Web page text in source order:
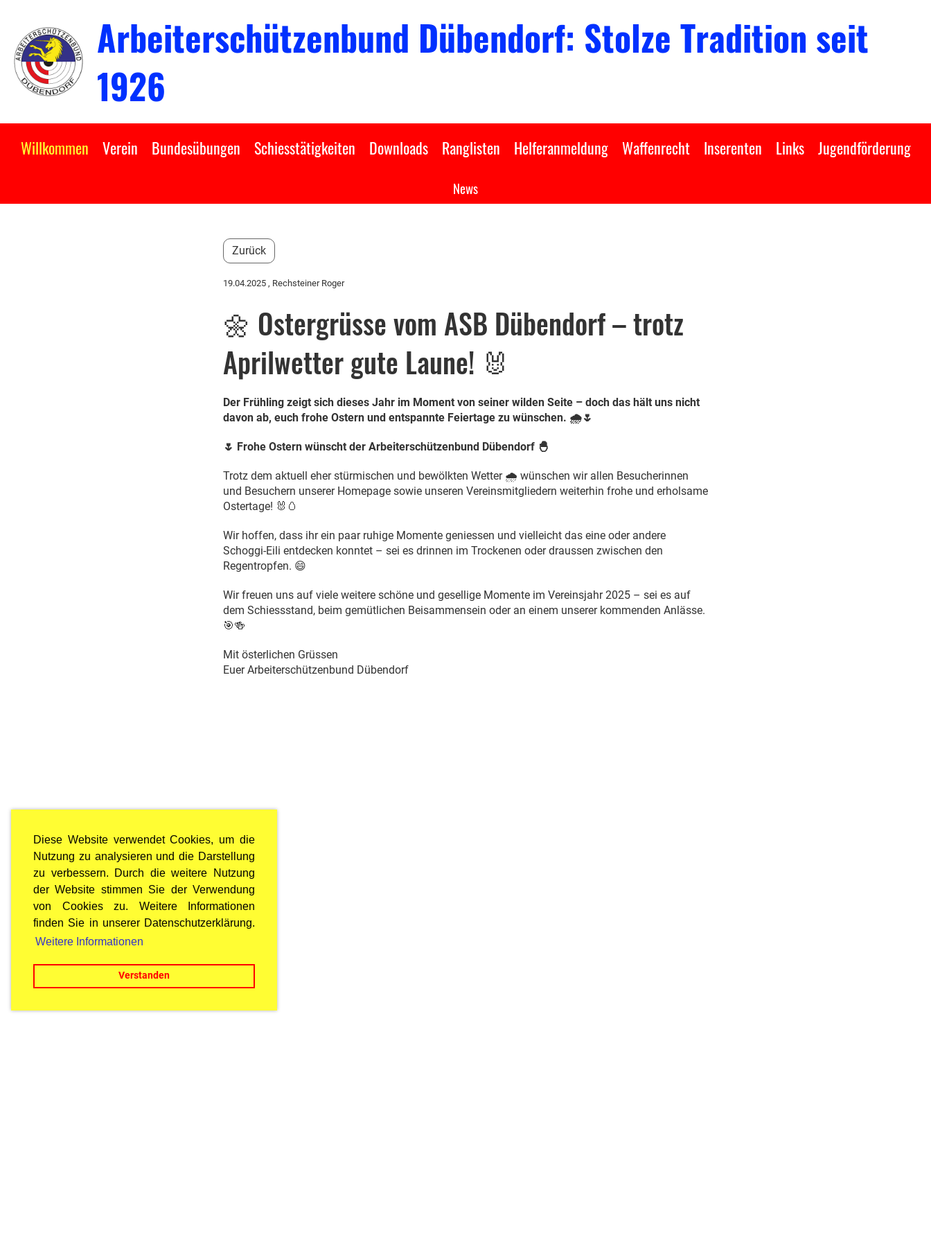
Diese Website verwendet Cookies, um die
Nutzung zu analysieren und die Darstellung
zu verbessern. Durch die weitere Nutzung
der Website stimmen Sie der Verwendung
von Cookies zu. Weitere Informationen
finden Sie in unserer Datenschutzerklärung.
Weitere Informationen
Verstanden
Arbeiterschützenbund Dübendorf: Stolze Tradition seit
1926
Willkommen Verein Bundesübungen Schiesstätigkeiten Downloads Ranglisten Helferanmeldung Waffenrecht Inserenten Links Jugendförderung
News
Zurück
19.04.2025, Rechsteiner Roger
🌼 Ostergrüsse vom ASB Dübendorf – trotz
Aprilwetter gute Laune! 🐰
Der Frühling zeigt sich dieses Jahr im Moment von seiner wilden Seite – doch das hält uns nicht
davon ab, euch frohe Ostern und entspannte Feiertage zu wünschen. 🌧️🌷
🌷 Frohe Ostern wünscht der Arbeiterschützenbund Dübendorf 🐣
Trotz dem aktuell eher stürmischen und bewölkten Wetter 🌧️ wünschen wir allen Besucherinnen
und Besuchern unserer Homepage sowie unseren Vereinsmitgliedern weiterhin frohe und erholsame
Ostertage! 🐰🥚
Wir hoffen, dass ihr ein paar ruhige Momente geniessen und vielleicht das eine oder andere
Schoggi-Eili entdecken konntet – sei es drinnen im Trockenen oder draussen zwischen den
Regentropfen. 😄
Wir freuen uns auf viele weitere schöne und gesellige Momente im Vereinsjahr 2025 – sei es auf
dem Schiessstand, beim gemütlichen Beisammensein oder an einem unserer kommenden Anlässe.
🎯🍻
Mit österlichen Grüssen
Euer Arbeiterschützenbund Dübendorf